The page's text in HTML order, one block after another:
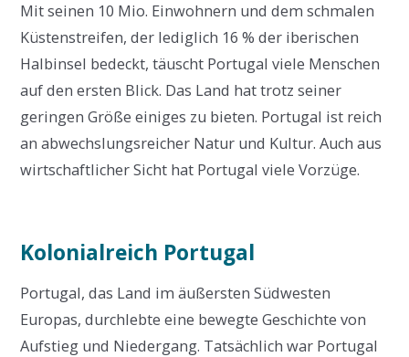
Mit seinen 10 Mio. Einwohnern und dem schmalen
Küstenstreifen, der lediglich 16 % der iberischen
Halbinsel bedeckt, täuscht Portugal viele Menschen
auf den ersten Blick. Das Land hat trotz seiner
geringen Größe einiges zu bieten. Portugal ist reich
an abwechslungsreicher Natur und Kultur. Auch aus
wirtschaftlicher Sicht hat Portugal viele Vorzüge.
Kolonialreich Portugal
Portugal, das Land im äußersten Südwesten
Europas, durchlebte eine bewegte Geschichte von
Aufstieg und Niedergang. Tatsächlich war Portugal